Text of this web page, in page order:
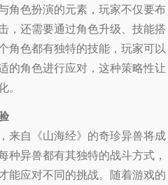
角色扮演的元素，玩家不仅要布
，还需要通过角色升级、技能搭
角色都有独特的技能，玩家可以
的角色进行应对，这种策略性让
来自《山海经》的奇珍异兽将成
种异兽都有其独特的战斗方式，
能应对不同的挑战。随着游戏的